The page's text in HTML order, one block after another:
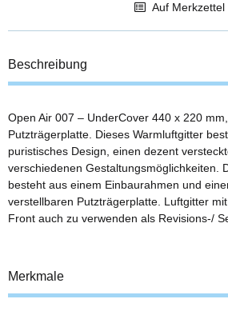
Auf Merkzettel
Beschreibung
Open Air 007 – UnderCover 440 x 220
Putzträgerplatte. Dieses Warmluftgitter
puristisches Design, einen dezent
verschiedenen Gestaltungsmöglichkeiten.
besteht aus einem Einbaurahmen und
verstellbaren Putzträgerplatte. Luftgitter
Front auch zu verwenden als Revisions-/
Merkmale